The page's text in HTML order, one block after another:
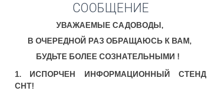
СООБЩЕНИЕ
УВАЖАЕМЫЕ САДОВОДЫ,
В ОЧЕРЕДНОЙ РАЗ ОБРАЩАЮСЬ К ВАМ,
БУДЬТЕ БОЛЕЕ СОЗНАТЕЛЬНЫМИ !
1. ИСПОРЧЕН ИНФОРМАЦИОННЫЙ СТЕНД
СНТ!